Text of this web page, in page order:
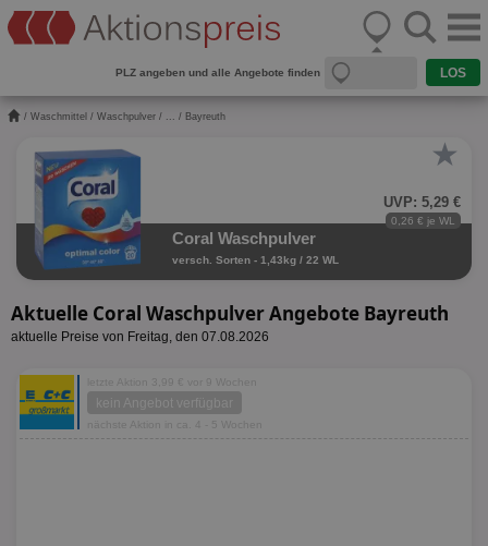
PLZ angeben und alle Angebote finden
/ Waschmittel / Waschpulver / ... / Bayreuth
★
UVP: 5,29 €
0,26 € je WL
Coral Waschpulver
versch. Sorten - 1,43kg / 22 WL
Aktuelle Coral Waschpulver Angebote Bayreuth
aktuelle Preise von Freitag, den 07.08.2026
letzte Aktion 3,99 € vor 9 Wochen
kein Angebot verfügbar
nächste Aktion in ca. 4 - 5 Wochen